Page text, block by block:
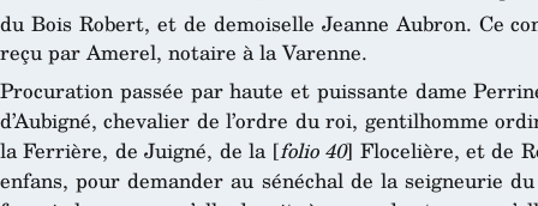
du Bois Robert, et de demoiselle Jeanne Aubron. Ce
reçu par Amerel, notaire à la Varenne.
Procuration passée par haute et puissante dame
d’Aubigné, chevalier de l’ordre du roi, gentilhomme
la Ferrière, de Juigné, de la [folio 40] Flocelière, et de
enfans, pour demander au sénéchal de la seigneurie